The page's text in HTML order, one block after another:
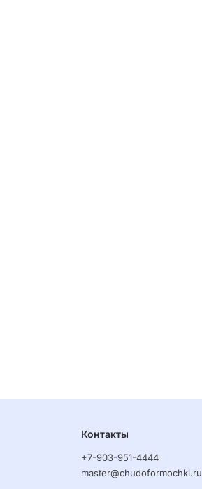
Контакты
+7-903-951-4444
master@chudoformochki.ru